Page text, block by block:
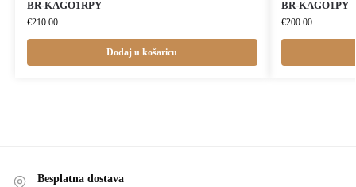
BR-KAGO1RPY
€210.00
Dodaj u košaricu
BR-KAGO1PY
€200.00
Besplatna dostava